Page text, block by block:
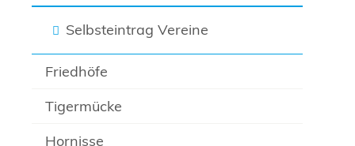
Selbsteintrag Vereine
Friedhöfe
Tigermücke
Hornisse